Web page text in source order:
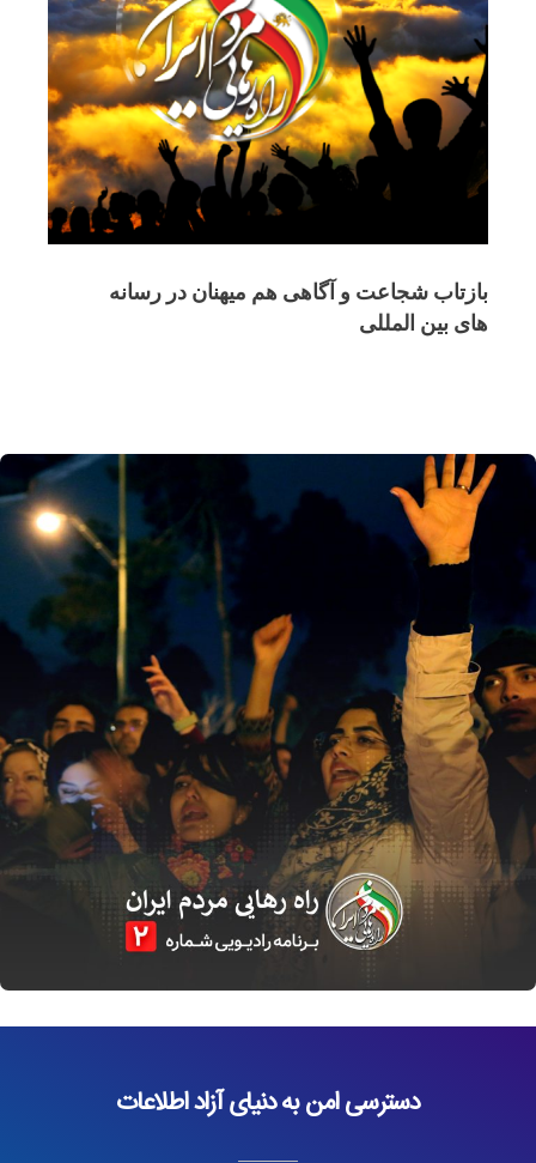
بازتاب شجاعت و آگاهی هم میهنان در رسانه
های بین المللی
دسترسی امن به دنیای آزاد اطلاعات